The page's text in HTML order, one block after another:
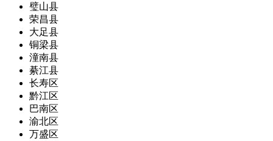
璧山县
荣昌县
大足县
铜梁县
潼南县
綦江县
长寿区
黔江区
巴南区
渝北区
万盛区